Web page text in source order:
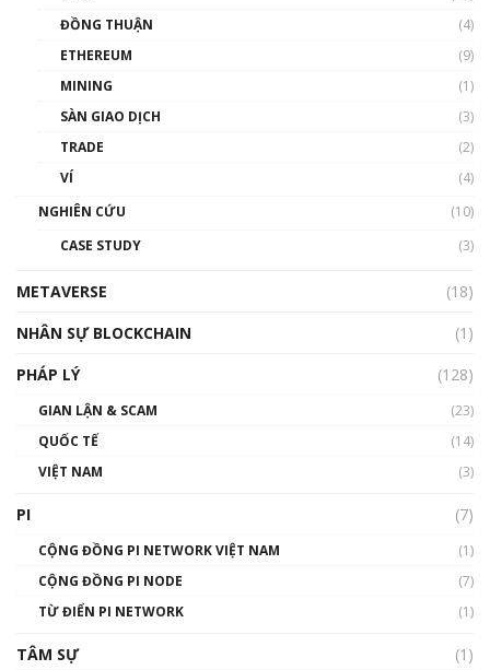
Phổ cập Blockchain
thống & Crypto qua các cuộc chiến | Phổ cập
01:32:59
gió ấm
Talkshow 14: MemeCoin – Trò đùa tỷ đô
01:29:26
ĐỒNG THUẬN
(4)
ETHEREUM
(9)
MINING
(1)
SÀN GIAO DỊCH
(3)
TRADE
(2)
VÍ
(4)
NGHIÊN CỨU
(10)
CASE STUDY
(3)
METAVERSE
(18)
NHÂN SỰ BLOCKCHAIN
(1)
PHÁP LÝ
(128)
GIAN LẬN & SCAM
(23)
QUỐC TẾ
(14)
VIỆT NAM
(3)
PI (7)
CỘNG ĐỒNG PI NETWORK VIỆT NAM
(1)
CỘNG ĐỒNG PI NODE
(7)
TỪ ĐIỂN PI NETWORK
(1)
TÂM SỰ
(1)